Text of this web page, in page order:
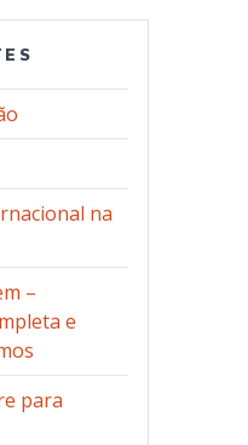
na
–
e
para